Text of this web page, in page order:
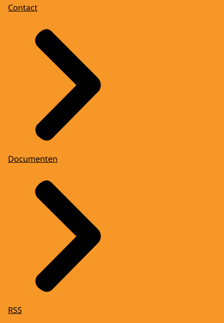
Contact
Documenten
RSS